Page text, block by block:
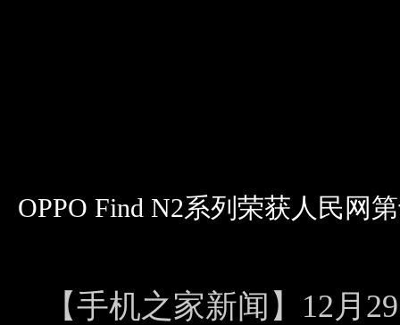
OPPO Find N2系列荣获人民网
【手机之家新闻】12月